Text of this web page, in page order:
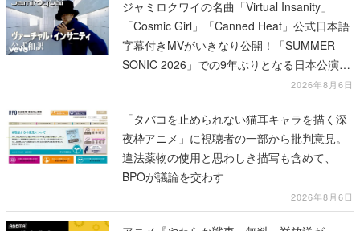
ジャミロクワイの名曲「Virtual Insanity」
「Cosmic Girl」「Canned Heat」公式日本語
字幕付きMVがいきなり公開！「SUMMER
SONIC 2026」での9年ぶりとなる日本公演を
2026年8月6日
「タバコを止められない猫耳キャラを描く深
夜枠アニメ」に視聴者の一部から批判意見。
違法薬物の使用と思わしき描写も含めて、
BPOが議論を交わす
2026年8月6日